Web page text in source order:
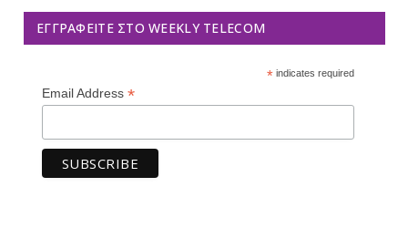
ΕΓΓΡΑΦΕΊΤΕ ΣΤΟ WEEKLY TELECOM
*indicates required
Email Address *